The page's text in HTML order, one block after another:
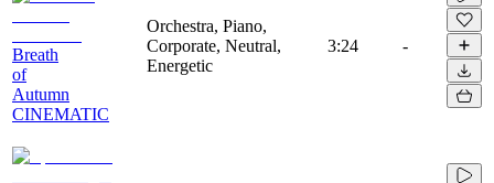
Breath
of
Autumn
CINEMATIC
Orchestra, Piano,
Corporate, Neutral,
Energetic
3:24 -